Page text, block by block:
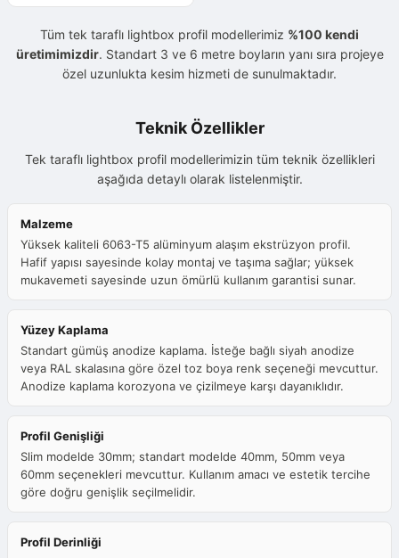
Tüm tek taraflı lightbox profil modellerimiz %100 kendi
üretimimizdir. Standart 3 ve 6 metre boyların yanı sıra projeye
özel uzunlukta kesim hizmeti de sunulmaktadır.
Teknik Özellikler
Tek taraflı lightbox profil modellerimizin tüm teknik özellikleri
aşağıda detaylı olarak listelenmiştir.
Malzeme
Yüksek kaliteli 6063-T5 alüminyum alaşım ekstrüzyon profil.
Hafif yapısı sayesinde kolay montaj ve taşıma sağlar; yüksek
mukavemeti sayesinde uzun ömürlü kullanım garantisi sunar.
Yüzey Kaplama
Standart gümüş anodize kaplama. İsteğe bağlı siyah anodize
veya RAL skalasına göre özel toz boya renk seçeneği mevcuttur.
Anodize kaplama korozyona ve çizilmeye karşı dayanıklıdır.
Profil Genişliği
Slim modelde 30mm; standart modelde 40mm, 50mm veya
60mm seçenekleri mevcuttur. Kullanım amacı ve estetik tercihe
göre doğru genişlik seçilmelidir.
Profil Derinliği